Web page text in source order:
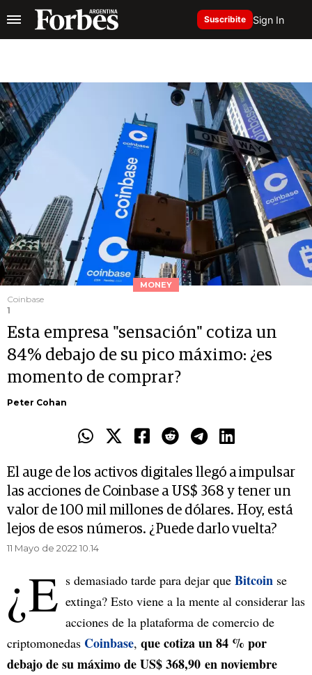
Suscribite Sign In
MONEY
Coinbase
1
Esta empresa "sensación" cotiza un
84% debajo de su pico máximo: ¿es
momento de comprar?
Peter Cohan
El auge de los activos digitales llegó a impulsar
las acciones de Coinbase a US$ 368 y tener un
valor de 100 mil millones de dólares. Hoy, está
lejos de esos números. ¿Puede darlo vuelta?
11 Mayo de 2022 10.14
¿E s demasiado tarde para dejar que Bitcoin se
extinga? Esto viene a la mente al considerar las
acciones de la plataforma de comercio de
criptomonedas Coinbase, que cotiza un 84 % por
debajo de su máximo de US$ 368,90 en noviembre